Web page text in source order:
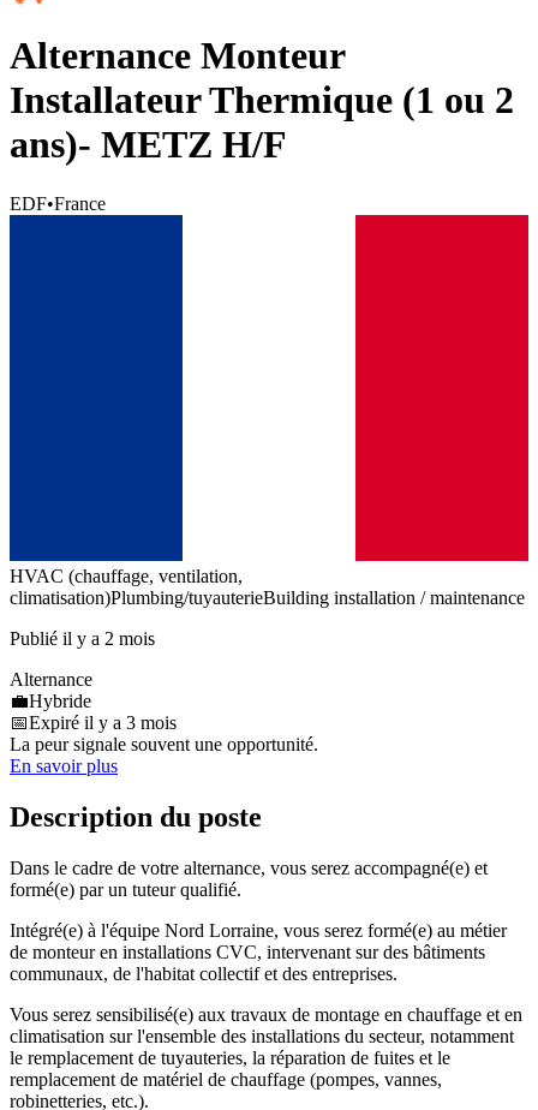
Alternance Monteur
Installateur Thermique (1 ou 2
ans)- METZ H/F
EDF•France
HVAC (chauffage, ventilation,
climatisation)Plumbing/tuyauterieBuilding installation / maintenance
Publié il y a 2 mois
Alternance
💼Hybride
📅Expiré il y a 3 mois
La peur signale souvent une opportunité.
En savoir plus
Description du poste
Dans le cadre de votre alternance, vous serez accompagné(e) et
formé(e) par un tuteur qualifié.
Intégré(e) à l'équipe Nord Lorraine, vous serez formé(e) au métier
de monteur en installations CVC, intervenant sur des bâtiments
communaux, de l'habitat collectif et des entreprises.
Vous serez sensibilisé(e) aux travaux de montage en chauffage et en
climatisation sur l'ensemble des installations du secteur, notamment
le remplacement de tuyauteries, la réparation de fuites et le
remplacement de matériel de chauffage (pompes, vannes,
robinetteries, etc.).